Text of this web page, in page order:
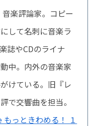
楽評論家。コピー
して名刺に音楽ラ
誌やCDのライナ
中。内外の音楽家
けている。旧『レ
で交響曲を担当。
もっときわめる！ １